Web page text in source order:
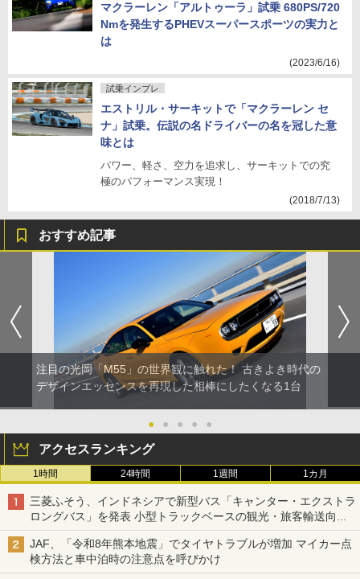
マクラーレン「アルトゥーラ」試乗 680PS/720
Nmを発生するPHEVスーパースポーツの実力と
は
(2023/6/16)
試乗インプレ
エストリル・サーキットで「マクラーレン セ
ナ」試乗。伝説の名ドライバーの名を冠した意
味とは
パワー、軽さ、空力を追求し、サーキットでの究
極のパフォーマンス実現！
(2018/7/13)
おすすめ記事
注目の光岡「M55」の世界観に触れた！ 古きよき時代の
デザインエッセンスを再現した相棒にしたくなる1台
● ● ● ● ●
アクセスランキング
1時間 24時間 1週間 1カ月
三菱ふそう、インドネシアで新型バス「キャンター・エクストラ
ロングバス」を発表 小型トラックベースの観光・旅客輸送向け
バス
JAF、「令和8年熊本地震」でタイヤトラブルが増加 マイカー点
検方法と車中泊時の注意点を呼びかけ